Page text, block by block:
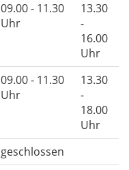
09.00 - 11.30
Uhr
13.30
-
16.00
Uhr
09.00 - 11.30
Uhr
13.30
-
18.00
Uhr
geschlossen